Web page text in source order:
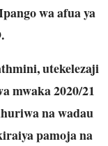
wa afua ya
utekelezaji
mwaka 2020/21
na wadau
pamoja na